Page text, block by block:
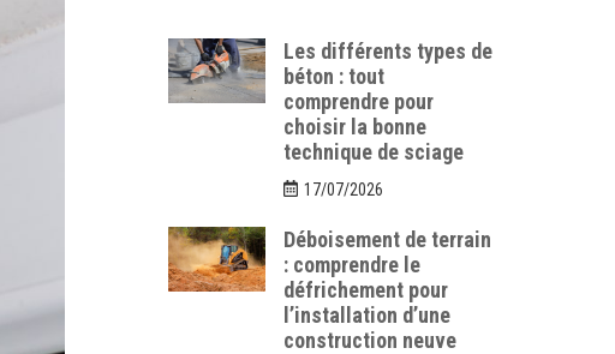
Les différents types de
béton : tout
comprendre pour
choisir la bonne
technique de sciage
17/07/2026
Déboisement de terrain
: comprendre le
défrichement pour
l’installation d’une
construction neuve